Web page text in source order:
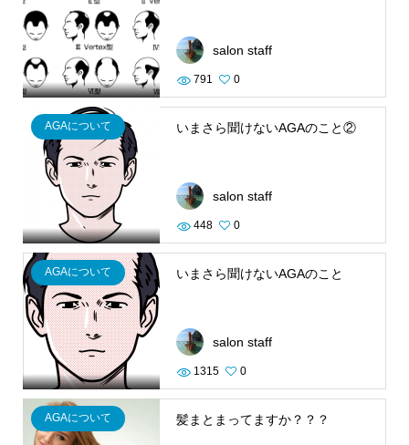
salon staff
791 0
AGAについて いまさら聞けないAGAのこと②
salon staff
448 0
AGAについて いまさら聞けないAGAのこと
salon staff
1315 0
AGAについて 髪まとまってますか？？？